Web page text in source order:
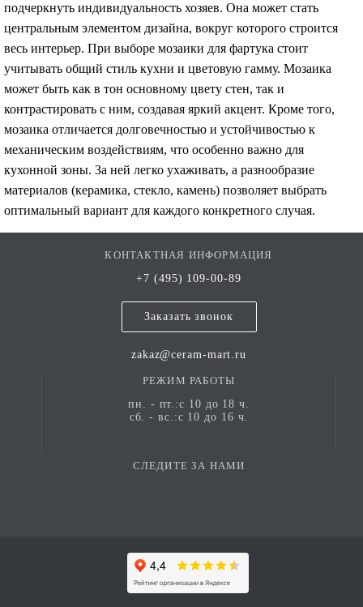
подчеркнуть индивидуальность хозяев. Она может стать
центральным элементом дизайна, вокруг которого строится
весь интерьер. При выборе мозаики для фартука стоит
учитывать общий стиль кухни и цветовую гамму. Мозаика
может быть как в тон основному цвету стен, так и
контрастировать с ним, создавая яркий акцент. Кроме того,
мозаика отличается долговечностью и устойчивостью к
механическим воздействиям, что особенно важно для
кухонной зоны. За ней легко ухаживать, а разнообразие
материалов (керамика, стекло, камень) позволяет выбрать
оптимальный вариант для каждого конкретного случая.
КОНТАКТНАЯ ИНФОРМАЦИЯ
+7 (495) 109-00-89
Заказать звонок
zakaz@ceram-mart.ru
РЕЖИМ РАБОТЫ
пн. - пт.:с 10 до 18 ч.
сб. - вс.:с 10 до 16 ч.
СЛЕДИТЕ ЗА НАМИ